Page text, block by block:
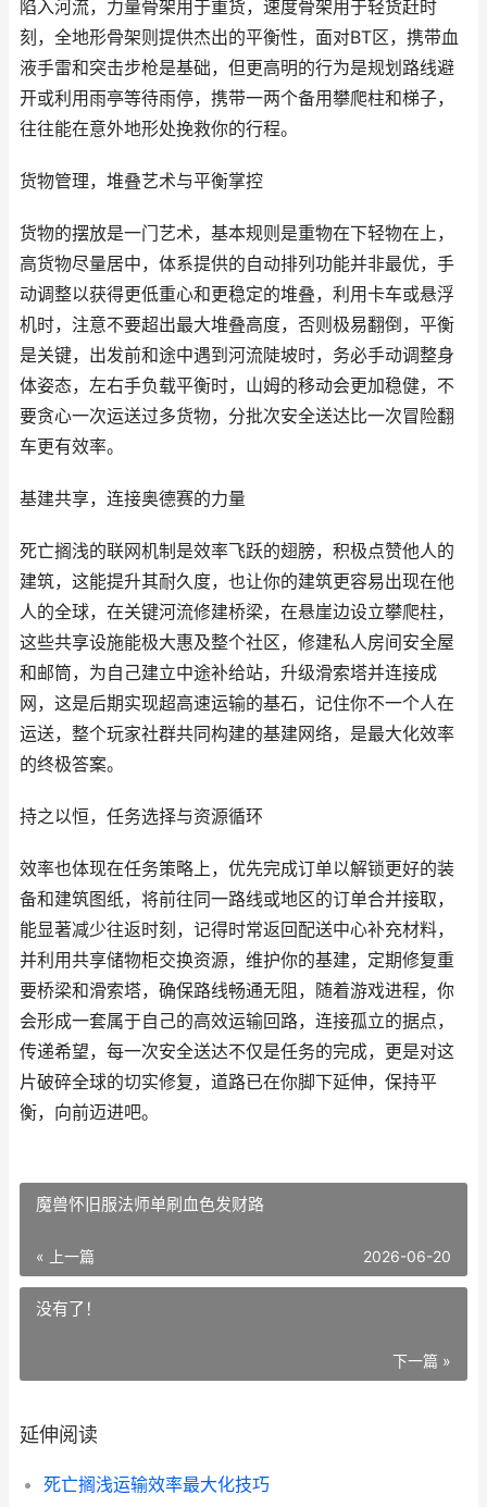
陷入河流，力量骨架用于重货，速度骨架用于轻货赶时
刻，全地形骨架则提供杰出的平衡性，面对BT区，携带血
液手雷和突击步枪是基础，但更高明的行为是规划路线避
开或利用雨亭等待雨停，携带一两个备用攀爬柱和梯子，
往往能在意外地形处挽救你的行程。
货物管理，堆叠艺术与平衡掌控
货物的摆放是一门艺术，基本规则是重物在下轻物在上，
高货物尽量居中，体系提供的自动排列功能并非最优，手
动调整以获得更低重心和更稳定的堆叠，利用卡车或悬浮
机时，注意不要超出最大堆叠高度，否则极易翻倒，平衡
是关键，出发前和途中遇到河流陡坡时，务必手动调整身
体姿态，左右手负载平衡时，山姆的移动会更加稳健，不
要贪心一次运送过多货物，分批次安全送达比一次冒险翻
车更有效率。
基建共享，连接奥德赛的力量
死亡搁浅的联网机制是效率飞跃的翅膀，积极点赞他人的
建筑，这能提升其耐久度，也让你的建筑更容易出现在他
人的全球，在关键河流修建桥梁，在悬崖边设立攀爬柱，
这些共享设施能极大惠及整个社区，修建私人房间安全屋
和邮筒，为自己建立中途补给站，升级滑索塔并连接成
网，这是后期实现超高速运输的基石，记住你不一个人在
运送，整个玩家社群共同构建的基建网络，是最大化效率
的终极答案。
持之以恒，任务选择与资源循环
效率也体现在任务策略上，优先完成订单以解锁更好的装
备和建筑图纸，将前往同一路线或地区的订单合并接取，
能显著减少往返时刻，记得时常返回配送中心补充材料，
并利用共享储物柜交换资源，维护你的基建，定期修复重
要桥梁和滑索塔，确保路线畅通无阻，随着游戏进程，你
会形成一套属于自己的高效运输回路，连接孤立的据点，
传递希望，每一次安全送达不仅是任务的完成，更是对这
片破碎全球的切实修复，道路已在你脚下延伸，保持平
衡，向前迈进吧。
魔兽怀旧服法师单刷血色发财路
« 上一篇 2026-06-20
没有了！
下一篇 »
延伸阅读
死亡搁浅运输效率最大化技巧